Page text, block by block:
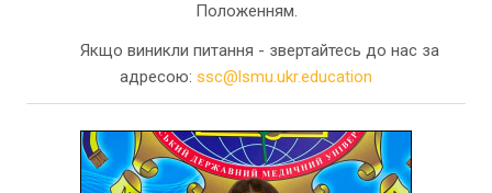
Положенням.
Якщо виникли питання - звертайтесь до нас за
адресою: ssc@lsmu.ukr.education